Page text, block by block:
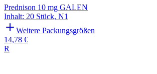
Prednison 10 mg GALEN
Inhalt: 20 Stück, N1
Weitere Packungsgrößen
14,78 €
R